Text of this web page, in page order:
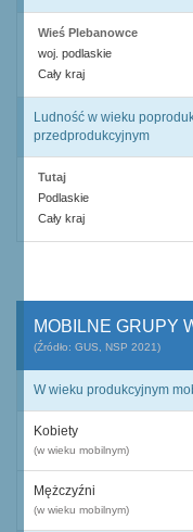
Wieś Plebanowce
woj. podlaskie
Cały kraj
Ludność w wieku
przedprodukcyjnym
Tutaj
Podlaskie
Cały kraj
MOBILNE GRUPY
(Źródło: GUS, NSP 2021)
W wieku produkcyjnym
Kobiety
(w wieku mobilnym)
Mężczyźni
(w wieku mobilnym)